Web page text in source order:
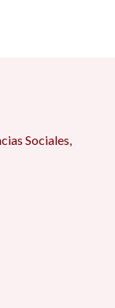
Sociales,